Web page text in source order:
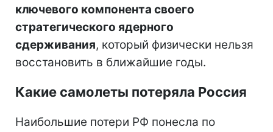
ключевого компонента своего
стратегического ядерного
сдерживания, который физически нельзя
восстановить в ближайшие годы.
Какие самолеты потеряла Россия
Наибольшие потери РФ понесла по